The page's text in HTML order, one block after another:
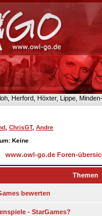
Herford, Höxter, Lippe,
ChrisGT, Andre
Keine
www.owl-go.de Foren-
Themen
bewerten
- StarGames?